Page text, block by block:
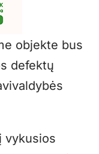
objekte bus
defektų
vykusios